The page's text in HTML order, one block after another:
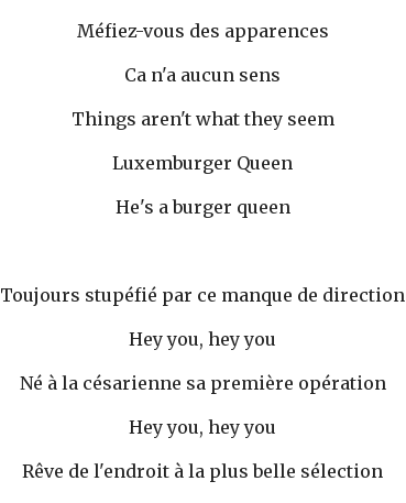
Méfiez-vous des apparences
Ca n'a aucun sens
Things aren't what they seem
Luxemburger Queen
He's a burger queen
Toujours stupéfié par ce manque de direction
Hey you, hey you
Né à la césarienne sa première opération
Hey you, hey you
Rêve de l'endroit à la plus belle sélection